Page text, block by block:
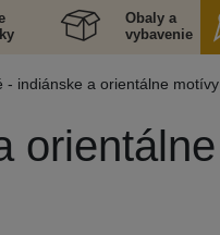
Obaly a
vybavenie
- indiánske a orientálne motívy
orientálne